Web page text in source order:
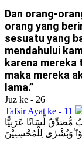
Dan orang-
orang yang
sesuatu yang
mendahului
karena
maka mereka
lama.”
Juz ke - 26
Tafsir Ayat ke - 11
مُّصَدِّقٌ لِّسَانًا عَرَبِيًّا
ۖوَبُشْرٰى لِلْمُحْسِنِيْنَ